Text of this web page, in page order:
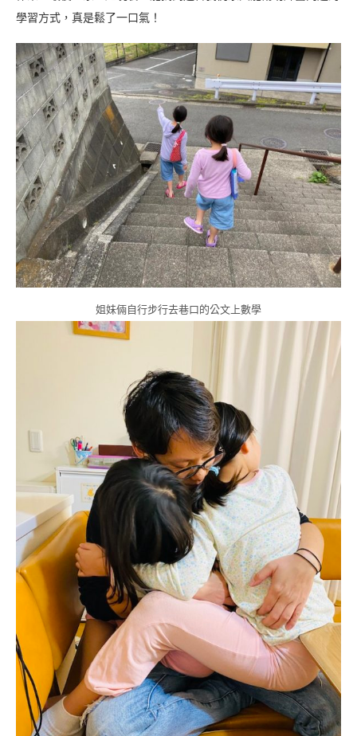
學習方式，真是鬆了一口氣！
姐妹倆自行步行去巷口的公文上數學